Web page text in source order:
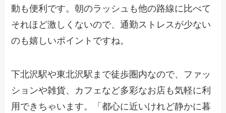
動も便利です。朝のラッシュも他の路線に比べて
それほど激しくないので、通勤ストレスが少ない
のも嬉しいポイントですね。
下北沢駅や東北沢駅まで徒歩圏内なので、ファッ
ションや雑貨、カフェなど多彩なお店も気軽に利
用できちゃいます。「都心に近いけれど静かに暮